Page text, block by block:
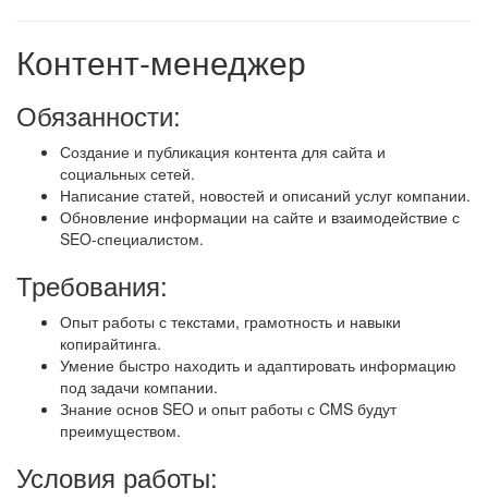
Контент-менеджер
Обязанности:
Создание и публикация контента для сайта и
социальных сетей.
Написание статей, новостей и описаний услуг компании.
Обновление информации на сайте и взаимодействие с
SEO-специалистом.
Требования:
Опыт работы с текстами, грамотность и навыки
копирайтинга.
Умение быстро находить и адаптировать информацию
под задачи компании.
Знание основ SEO и опыт работы с CMS будут
преимуществом.
Условия работы: